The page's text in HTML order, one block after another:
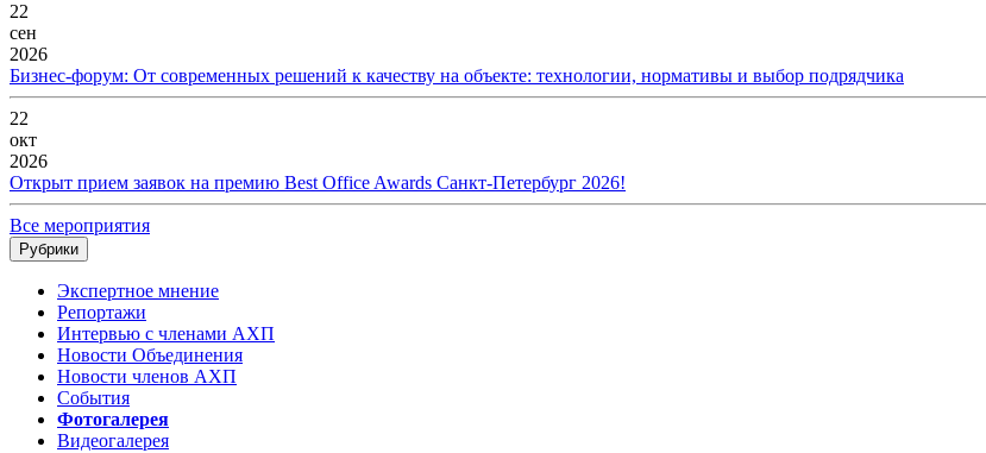
22
сен
2026
Бизнес-форум: От современных решений к качеству на объекте: технологии, нормативы и выбор подрядчика
22
окт
2026
Открыт прием заявок на премию Best Office Awards Санкт-Петербург 2026!
Все мероприятия
Рубрики
Экспертное мнение
Репортажи
Интервью с членами АХП
Новости Объединения
Новости членов АХП
События
Фотогалерея
Видеогалерея